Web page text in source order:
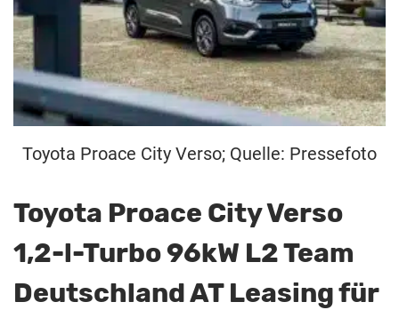
Toyota Proace City Verso; Quelle: Pressefoto
Toyota Proace City Verso
1,2-l-Turbo 96kW L2 Team
Deutschland AT Leasing für